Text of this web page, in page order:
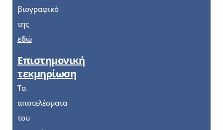
βιογραφικό
της
εδώ
Επιστημονική
τεκμηρίωση
Τα
αποτελέσματα
του